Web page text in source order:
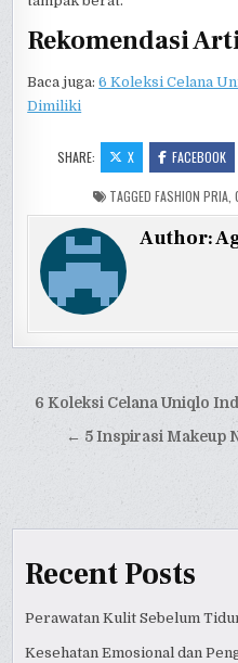
Rekomendasi
Baca juga:6 Koleksi Celana
Dimiliki
SHARE: X FACEBOOK
TAGGED FASHION PRIA
Author:
Post
navigation
6 Koleksi Celana Uniqlo
← 5 Inspirasi Makeup
Recent Posts
Perawatan Kulit Sebelum
Kesehatan Emosional dan